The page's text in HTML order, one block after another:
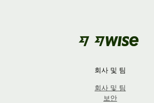
회사 및 팀
회사 및 팀
보안